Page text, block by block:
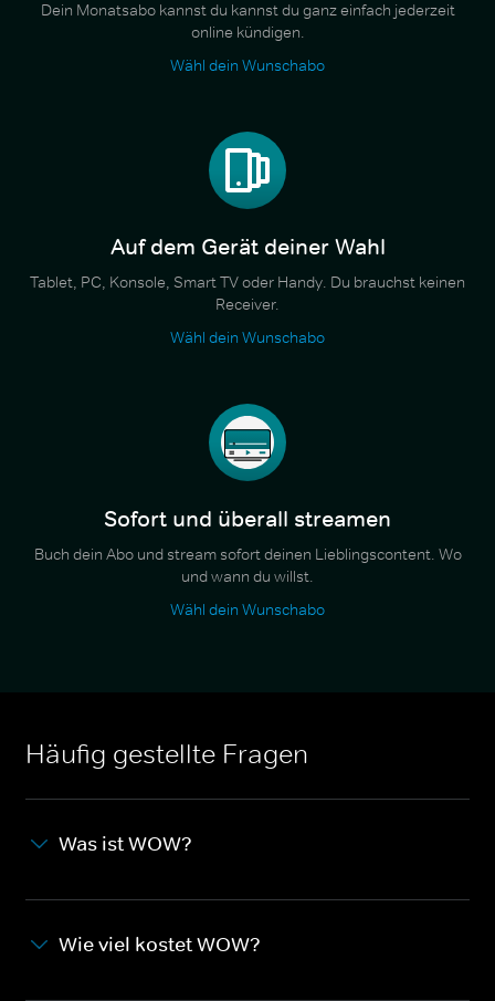
Dein Monatsabo kannst du kannst du ganz einfach jederzeit
online kündigen.
Wähl dein Wunschabo
Auf dem Gerät deiner Wahl
Tablet, PC, Konsole, Smart TV oder Handy. Du brauchst keinen
Receiver.
Wähl dein Wunschabo
Sofort und überall streamen
Buch dein Abo und stream sofort deinen Lieblingscontent. Wo
und wann du willst.
Wähl dein Wunschabo
Häufig gestellte Fragen
Was ist WOW?
Wie viel kostet WOW?